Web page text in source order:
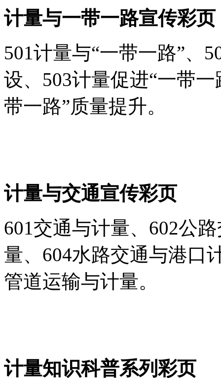
计量与一带一路宣传彩页
501计量与“一带一路”、
设、503计量促进“一带
带一路”质量提升。
计量与交通宣传彩页
601交通与计量、602公
量、604水路交通与港口
管道运输与计量。
计量知识科普系列彩页